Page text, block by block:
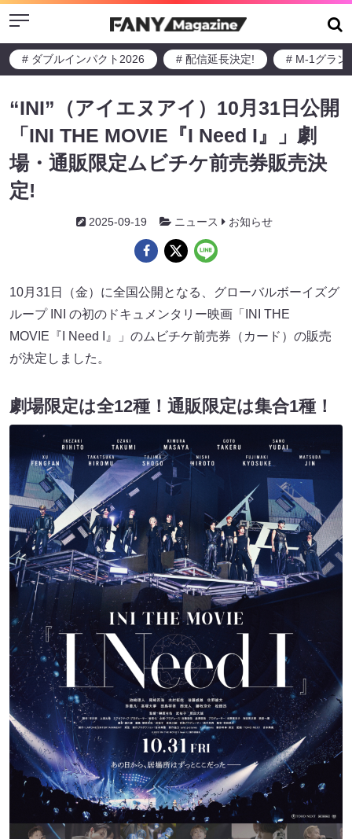
Menu
# ダブルインパクト2026 # 配信延長決定! # M-1グラン
“INI”（アイエヌアイ）10月31日公開
「INI THE MOVIE『I Need I』」劇
場・通販限定ムビチケ前売券販売決
定!
2025-09-19 ニュース お知らせ
10月31日（金）に全国公開となる、グローバルボーイズグ
ループ INI の初のドキュメンタリー映画「INI THE
MOVIE『I Need I』」のムビチケ前売券（カード）の販売
が決定しました。
劇場限定は全12種！通販限定は集合1種！